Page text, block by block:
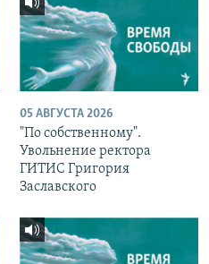
05 АВГУСТА 2026
"По собственному".
Увольнение ректора
ГИТИС Григория
Заславского